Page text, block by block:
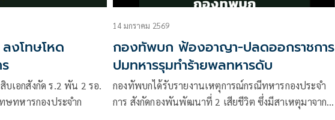
งโทษโหด
เอกสังกัด ร.2 พัน 2 รอ.
ษทหารกองประจำก
14 มกราคม 2569
กองทัพบก ฟ้องอาญา-ปลดออกราชการ
ปมทหารรุมทำร้ายพลทหารดับ
กองทัพบกได้รับรายงานเหตุการณ์กรณีทหารกองประจำ
การ สังกัดกองพันพัฒนาที่ 2 เสียชีวิต ซึ่งมีสาเหตุมาจาก